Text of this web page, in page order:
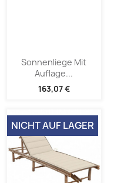
Sonnenliege Mit
Auflage...
163,07 €
NICHT AUF LAGER